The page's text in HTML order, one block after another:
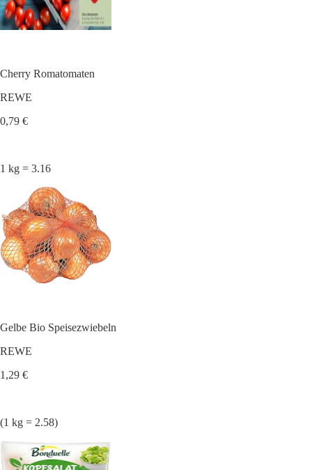
Cherry Romatomaten
REWE
0,79 €
1 kg = 3.16
Gelbe Bio Speisezwiebeln
REWE
1,29 €
(1 kg = 2.58)